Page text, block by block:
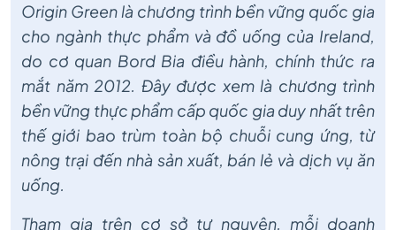
Origin Green là chương trình bền vững quốc gia
cho ngành thực phẩm và đồ uống của Ireland,
do cơ quan Bord Bia điều hành, chính thức ra
mắt năm 2012. Đây được xem là chương trình
bền vững thực phẩm cấp quốc gia duy nhất trên
thế giới bao trùm toàn bộ chuỗi cung ứng, từ
nông trại đến nhà sản xuất, bán lẻ và dịch vụ ăn
uống.
Tham gia trên cơ sở tự nguyện, mỗi doanh